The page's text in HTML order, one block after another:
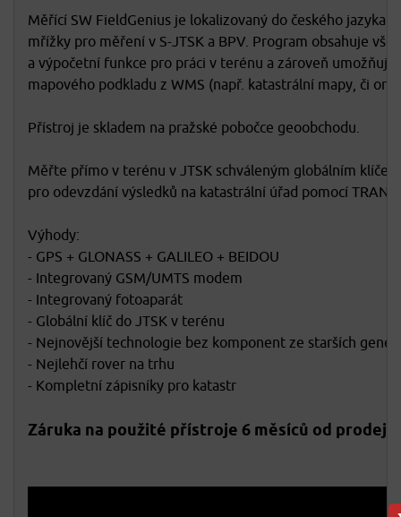
Měřící SW FieldGenius je lokalizovaný do českého jazyka
mřížky pro měření v S-JTSK a BPV. Program obsahuje
a výpočetní funkce pro práci v terénu a zároveň
mapového podkladu z WMS (např. katastrální mapy, či
Přístroj je skladem na pražské pobočce geoobchodu.
Měřte přímo v terénu v JTSK schváleným globálním
pro odevzdání výsledků na katastrální úřad pomocí
Výhody:
- GPS + GLONASS + GALILEO + BEIDOU
- Integrovaný GSM/UMTS modem
- Integrovaný fotoaparát
- Globální klíč do JTSK v terénu
- Nejnovější technologie bez komponent ze starších
- Nejlehčí rover na trhu
- Kompletní zápisníky pro katastr
Záruka na použité přístroje 6 měsíců od prodeje.